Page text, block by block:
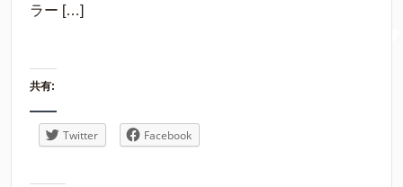
ラー […]
共有:
Twitter Facebook